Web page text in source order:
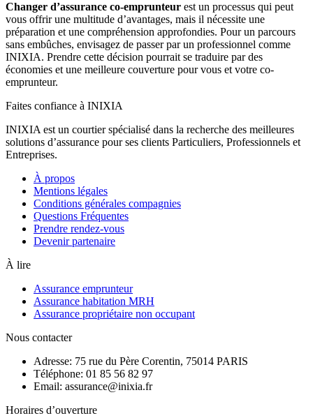
Changer d’assurance co-emprunteur est un processus qui peut
vous offrir une multitude d’avantages, mais il nécessite une
préparation et une compréhension approfondies. Pour un parcours
sans embûches, envisagez de passer par un professionnel comme
INIXIA. Prendre cette décision pourrait se traduire par des
économies et une meilleure couverture pour vous et votre co-
emprunteur.
Faites confiance à INIXIA
INIXIA est un courtier spécialisé dans la recherche des meilleures
solutions d’assurance pour ses clients Particuliers, Professionnels et
Entreprises.
À propos
Mentions légales
Conditions générales compagnies
Questions Fréquentes
Prendre rendez-vous
Devenir partenaire
À lire
Assurance emprunteur
Assurance habitation MRH
Assurance propriétaire non occupant
Nous contacter
Adresse: 75 rue du Père Corentin, 75014 PARIS
Téléphone: 01 85 56 82 97
Email: assurance@inixia.fr
Horaires d’ouverture